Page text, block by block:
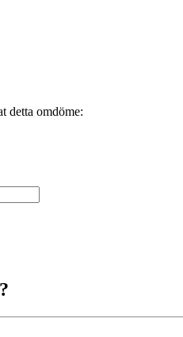
detta omdöme: